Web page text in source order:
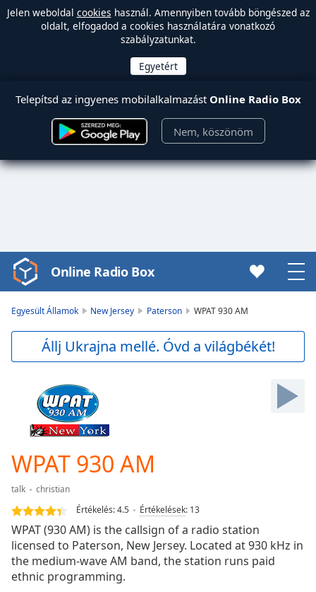
Jelen weboldal cookies használ. Amennyiben tovább böngészed az
oldalt, elfogadod a cookies használatára vonatkozó
szabályzatunkat.
Telepítsd az ingyenes mobilalkalmazást Online Radio Box
Nem, köszönöm
Video
Player
Backward
Forward
Current
Time0:00
Loaded:
0.00%
Stream
TypeLIVE
Seek to
Online Radio Box
Egyesült Államok New Jersey Paterson WPAT 930 AM
Állj Ukrajna mellé. Óvd a világbékét!
WPAT 930 AM
talk
christian
Értékelés:4.5 Értékelések: 13
WPAT (930 AM) is the callsign of a radio station
licensed to Paterson, New Jersey. Located at 930 kHz in
the medium-wave AM band, the station runs paid
ethnic programming.